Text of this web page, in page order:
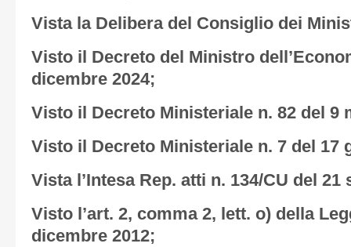
Vista la Delibera del Consiglio dei
Visto il Decreto del Ministro
dicembre 2024;
Visto il Decreto Ministeriale n. 82 del 9
Visto il Decreto Ministeriale n. 7 del 17
Vista l’Intesa Rep. atti n. 134/CU del 21
Visto l’art. 2, comma 2, lett. o) della
dicembre 2012;